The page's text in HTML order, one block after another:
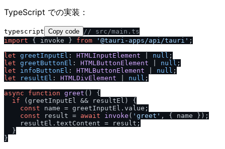
TypeScript での実装：
typescript Copy code // src/main.ts
import { invoke } from '@tauri-apps/api/tauri' ;
let greetInputEl : HTMLInputElement null
let greetButtonEl : HTMLButtonElement null
let
infoButtonEl : HTMLButtonElement null
let
resultEl : HTMLDivElement null ;
async
function greet ( ) {
if (greetInputEl && resultEl) {
const name = greetInputEl. value ;
const result = await invoke ( 'greet' , { name });
    resultEl.
textContent = result;
  }
}